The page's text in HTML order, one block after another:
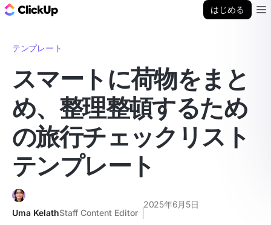
はじめる
テンプレート
スマートに荷物をまと
め、整理整頓するため
の旅行チェックリスト
テンプレート
Uma KelathStaff Content Editor
2025年6月5日